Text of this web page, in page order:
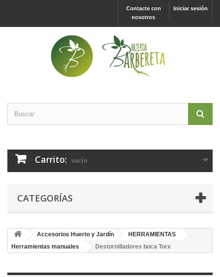
Iniciar sesión
Contacte con
nosotros
Carrito: vacío
CATEGORÍAS
Accesorios Huerto y Jardín
HERRAMIENTAS
Herramientas manuales
Destornilladores boca Torx